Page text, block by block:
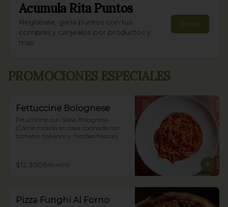
AcumulaRita Puntos
Regístrate, gana puntos con tus
compras y canjealos por productos y
más
Únete
PROMOCIONES ESPECIALES
Fettuccine Bolognese
Fetuccinne con Salsa Bolognesa
(Carne molida en casa cocinada con
tomates italianos y  hierbas frescas)
$12.300$15.400
Pizza Funghi Al Forno